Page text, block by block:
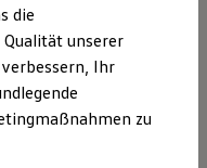
Nutzfahrzeuge
die
unserer
Ihr
zu